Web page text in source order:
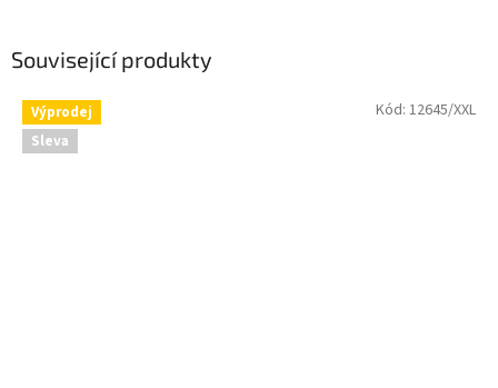
Související produkty
Výprodej
Sleva
Kód: 12645/XXL